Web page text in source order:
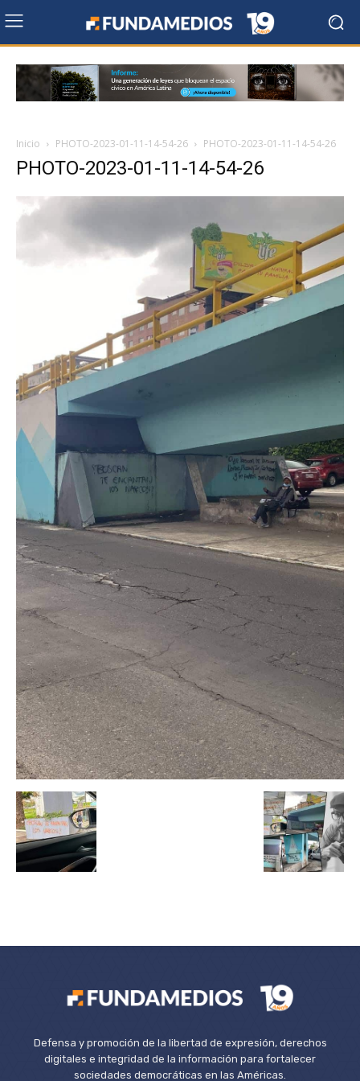
Inicio PHOTO-2023-01-11-14-54-26 PHOTO-2023-01-11-14-54-26
PHOTO-2023-01-11-14-54-26
Defensa y promoción de la libertad de expresión, derechos
digitales e integridad de la información para fortalecer
sociedades democráticas en las Américas.